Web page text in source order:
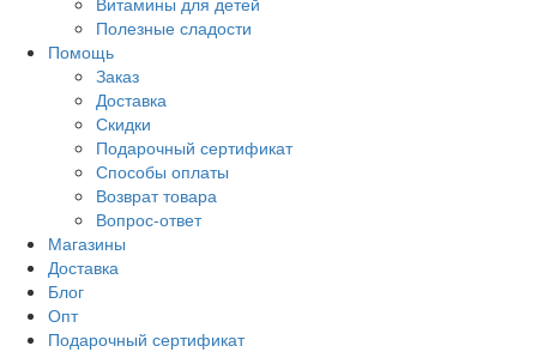
Полезные сладости
Помощь
Заказ
Доставка
Скидки
Подарочный сертификат
Способы оплаты
Возврат товара
Вопрос-ответ
Магазины
Доставка
Блог
Опт
Подарочный сертификат